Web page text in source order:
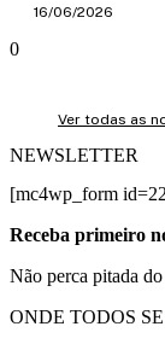
16/06/2026
Ver todas as
NEWSLETTER
[mc4wp_form
Receba primeiro
Não perca pitada
ONDE TODOS